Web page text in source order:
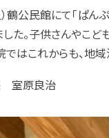
鶴公民館にて「ぱ
した。子供さんやこ
はこれからも、地
室原良治